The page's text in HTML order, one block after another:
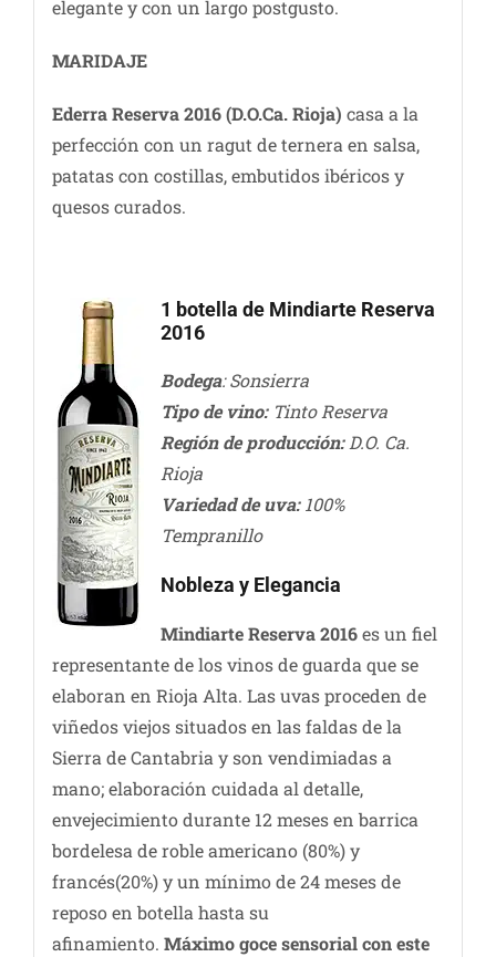
elegante y con un largo postgusto.
MARIDAJE
Ederra Reserva 2016 (D.O.Ca. Rioja) casa a la
perfección con un ragut de ternera en salsa,
patatas con costillas, embutidos ibéricos y
quesos curados.
1 botella de Mindiarte Reserva
2016
Bodega: Sonsierra
Tipo de vino:Tinto Reserva
Región de producción:D.O. Ca.
Rioja
Variedad de uva:100%
Tempranillo
Nobleza y Elegancia
Mindiarte Reserva 2016es un fiel
representante de los vinos de guarda que se
elaboran en Rioja Alta. Las uvas proceden de
viñedos viejos situados en las faldas de la
Sierra de Cantabria y son vendimiadas a
mano; elaboración cuidada al detalle,
envejecimiento durante 12 meses en barrica
bordelesa de roble americano (80%) y
francés(20%) y un mínimo de 24 meses de
reposo en botella hasta su
afinamiento. Máximo goce sensorial con este